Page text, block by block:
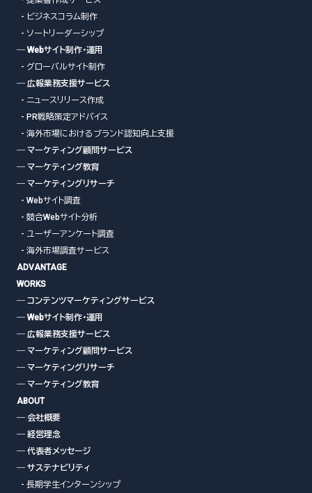
- ビジネスコラム制作
- ソートリーダーシップ
― Webサイト制作・運用
- グローバルサイト制作
― 広報業務支援サービス
- ニュースリリース作成
- PR戦略策定アドバイス
- 海外市場におけるブランド認知向上支援
― マーケティング顧問サービス
― マーケティング教育
― マーケティングリサーチ
- Webサイト調査
- 競合Webサイト分析
- ユーザーアンケート調査
- 海外市場調査サービス
ADVANTAGE
WORKS
― コンテンツマーケティングサービス
― Webサイト制作・運用
― 広報業務支援サービス
― マーケティング顧問サービス
― マーケティングリサーチ
― マーケティング教育
ABOUT
― 会社概要
― 経営理念
― 代表者メッセージ
― サステナビリティ
- 長期学生インターンシップ